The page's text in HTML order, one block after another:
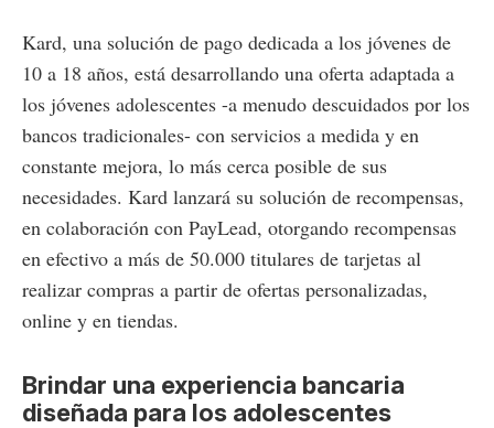
Kard, una solución de pago dedicada a los jóvenes de
10 a 18 años, está desarrollando una oferta adaptada a
los jóvenes adolescentes -a menudo descuidados por los
bancos tradicionales- con servicios a medida y en
constante mejora, lo más cerca posible de sus
necesidades. Kard lanzará su solución de recompensas,
en colaboración con PayLead, otorgando recompensas
en efectivo a más de 50.000 titulares de tarjetas al
realizar compras a partir de ofertas personalizadas,
online y en tiendas.
Brindar una experiencia bancaria
diseñada para los adolescentes